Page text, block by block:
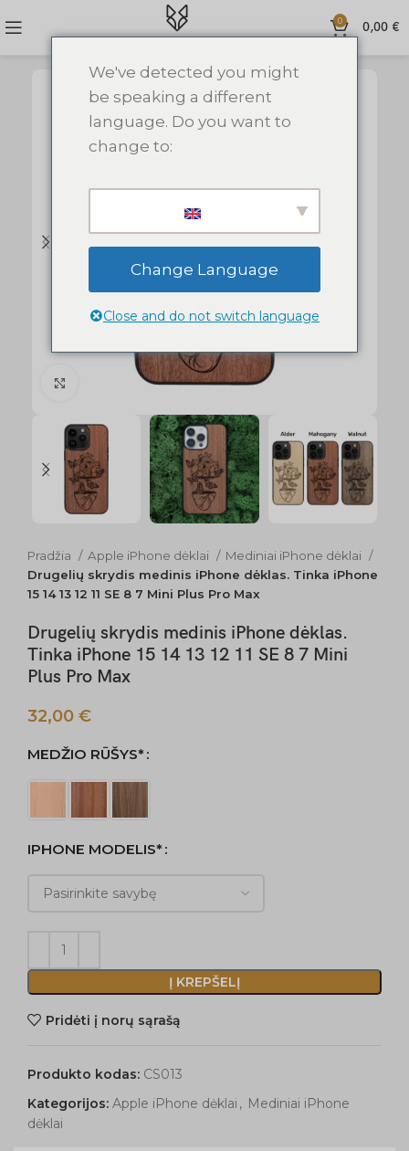
0 0,00 €
Click to enlarge
Pradžia Apple iPhone dėklai
Mediniai iPhone dėklai
Drugelių skrydis medinis iPhone dėklas. Tinka iPhone
15 14 13 12 11 SE 8 7 Mini Plus Pro Max
Drugelių skrydis medinis iPhone dėklas.
Tinka iPhone 15 14 13 12 11 SE 8 7 Mini
Plus Pro Max
32,00 €
MEDŽIO RŪŠYS*
IPHONE MODELIS*
Į KREPŠELĮ
Pridėti į norų sąrašą
Produkto kodas: CS013
Kategorijos: Apple iPhone dėklai , Mediniai iPhone
dėklai
We've detected you might
be speaking a different
language. Do you want to
change to:
Change Language
Close and do not switch language